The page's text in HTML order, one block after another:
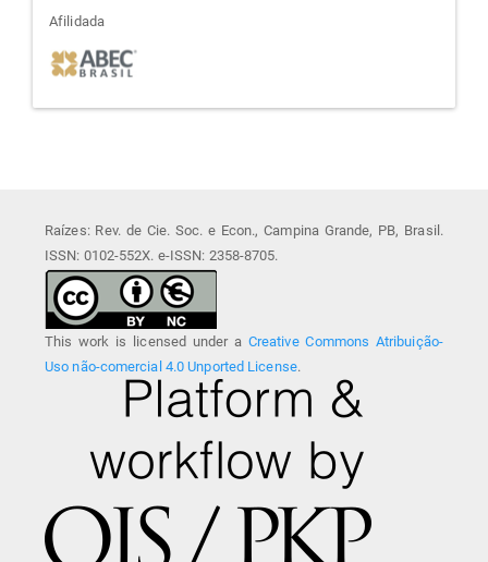
afiliada
Afilidada
Raízes: Rev. de Cie. Soc. e Econ., Campina Grande, PB, Brasil.
ISSN: 0102-552X. e-ISSN: 2358-8705.
This work is licensed under a Creative Commons Atribuição-
Uso não-comercial 4.0 Unported License.